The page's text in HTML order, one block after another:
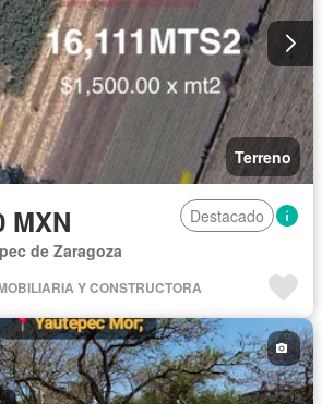
Terreno
MXN
Destacado
de Zaragoza
Y CONSTRUCTORA